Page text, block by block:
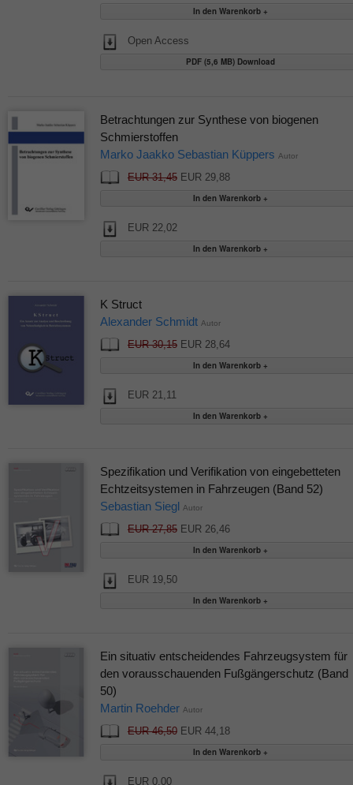
Open Access
PDF (5,6 MB) Download
Betrachtungen zur Synthese von biogenen
Schmierstoffen
Marko Jaakko Sebastian Küppers Autor
EUR 31,45EUR 29,88
EUR 22,02
K Struct
Alexander Schmidt Autor
EUR 30,15EUR 28,64
EUR 21,11
Spezifikation und Verifikation von eingebetteten
Echtzeitsystemen in Fahrzeugen (Band 52)
Sebastian Siegl Autor
EUR 27,85EUR 26,46
EUR 19,50
Ein situativ entscheidendes Fahrzeugsystem für
den vorausschauenden Fußgängerschutz (Band
50)
Martin Roehder Autor
EUR 46,50EUR 44,18
EUR 0,00